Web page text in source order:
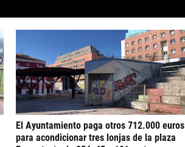
El Ayuntamiento paga otros 712.000 euros
para acondicionar tres lonjas de la plaza